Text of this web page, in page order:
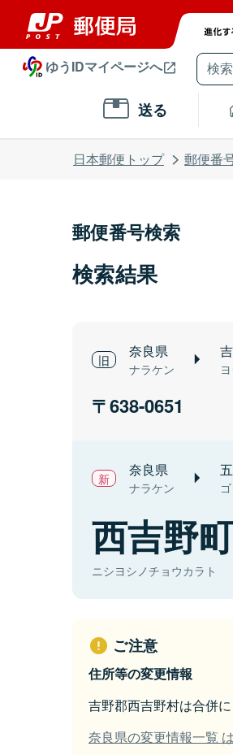
ゆうIDマイページへ
送る
日本郵便トップ 郵便番
郵便番号検索
検索結果
奈良県
ナラケン
638-0651
奈良県
ナラケン
西吉野
ニシヨシノチョウカラト
ご注意
住所等の変更情報
吉野郡西吉野村は合併
奈良県の変更情報一覧